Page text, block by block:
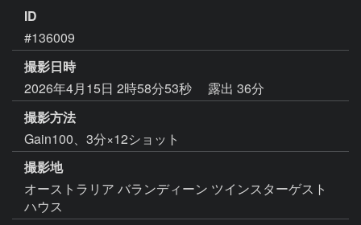
ID
#136009
撮影日時
2026年4月15日 2時58分53秒
露出 36分
撮影方法
Gain100、3分×12ショット
撮影地
オーストラリア バランディーン ツインスターゲスト
ハウス